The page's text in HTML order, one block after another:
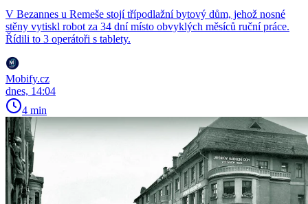
V Bezannes u Remeše stojí třípodlažní bytový dům, jehož nosné
stěny vytiskl robot za 34 dní místo obvyklých měsíců ruční práce.
Řídili to 3 operátoři s tablety.
Mobify.cz
dnes, 14:04
4 min